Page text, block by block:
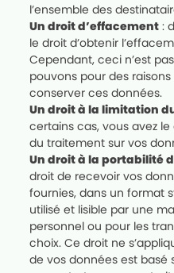
l’ensemble des
Un droit d’effacement:
le droit d’obtenir
Cependant, ceci n’est
pouvons pour des
conserver ces données.
Un droit à la limitation
certains cas, vous avez
du traitement sur vos
Un droit à la portabilité
droit de recevoir vos
fournies, dans un format
utilisé et lisible par une
personnel ou pour les
choix. Ce droit ne
de vos données est